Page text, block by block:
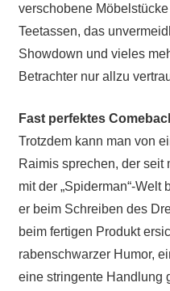
verschobene
Teetassen, das
Showdown und vieles
Betrachter nur allzu
Fast perfektes
Trotzdem kann man von
Raimis sprechen, der seit
mit der „Spiderman“-Welt
er beim Schreiben des
beim fertigen Produkt
rabenschwarzer Humor,
eine stringente Handlung